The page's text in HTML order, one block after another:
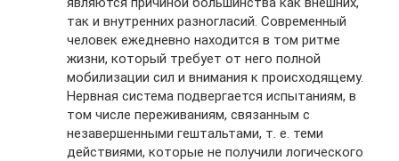
так и внутренних разногласий. Современный
человек ежедневно находится в том ритме
жизни, который требует от него полной
мобилизации сил и внимания к происходящему.
Нервная система подвергается испытаниям, в
том числе переживаниям, связанным с
незавершенными гештальтами, т. е. теми
действиями, которые не получили логического